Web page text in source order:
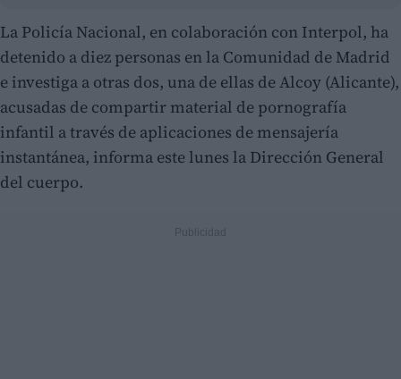
La Policía Nacional, en colaboración con Interpol, ha
detenido a diez personas en la Comunidad de Madrid
e investiga a otras dos, una de ellas de Alcoy (Alicante),
acusadas de compartir material de pornografía
infantil a través de aplicaciones de mensajería
instantánea, informa este lunes la Dirección General
del cuerpo.